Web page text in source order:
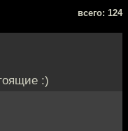
всего: 124
:)